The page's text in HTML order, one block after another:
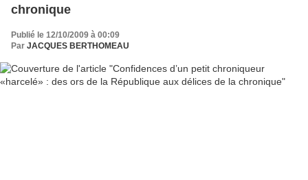
chronique
Publié le 12/10/2009 à 00:09
Par JACQUES BERTHOMEAU